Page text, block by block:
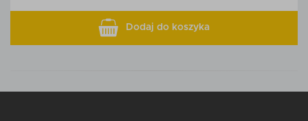
Dodaj do koszyka